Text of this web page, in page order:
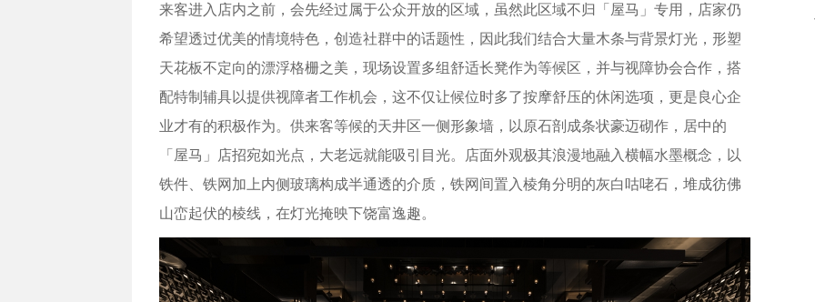
来客进入店内之前，会先经过属于公众开放的区域，虽然此区域不归「屋马」专用，店家仍
希望透过优美的情境特色，创造社群中的话题性，因此我们结合大量木条与背景灯光，形塑
天花板不定向的漂浮格栅之美，现场设置多组舒适长凳作为等候区，并与视障协会合作，搭
配特制辅具以提供视障者工作机会，这不仅让候位时多了按摩舒压的休闲选项，更是良心企
业才有的积极作为。供来客等候的天井区一侧形象墙，以原石剖成条状豪迈砌作，居中的
「屋马」店招宛如光点，大老远就能吸引目光。店面外观极其浪漫地融入横幅水墨概念，以
铁件、铁网加上内侧玻璃构成半通透的介质，铁网间置入棱角分明的灰白咕咾石，堆成彷佛
山峦起伏的棱线，在灯光掩映下饶富逸趣。